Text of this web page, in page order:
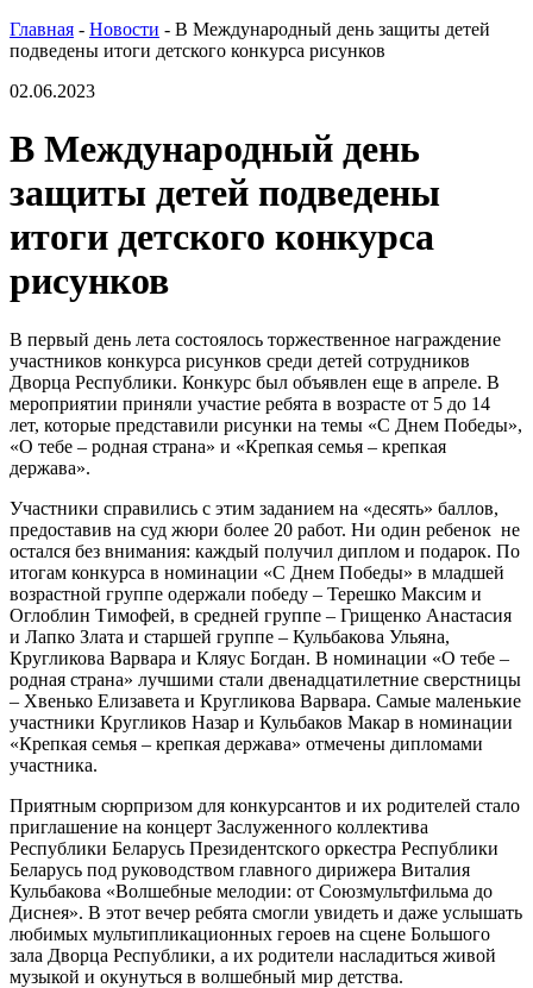
Главная - Новости - В Международный день защиты детей
подведены итоги детского конкурса рисунков
02.06.2023
В Международный день
защиты детей подведены
итоги детского конкурса
рисунков
В первый день лета состоялось торжественное награждение
участников конкурса рисунков среди детей сотрудников
Дворца Республики. Конкурс был объявлен еще в апреле. В
мероприятии приняли участие ребята в возрасте от 5 до 14
лет, которые представили рисунки на темы «С Днем Победы»,
«О тебе – родная страна» и «Крепкая семья – крепкая
держава».
Участники справились с этим заданием на «десять» баллов,
предоставив на суд жюри более 20 работ. Ни один ребенок не
остался без внимания: каждый получил диплом и подарок. По
итогам конкурса в номинации «С Днем Победы» в младшей
возрастной группе одержали победу – Терешко Максим и
Оглоблин Тимофей, в средней группе – Грищенко Анастасия
и Лапко Злата и старшей группе – Кульбакова Ульяна,
Кругликова Варвара и Кляус Богдан. В номинации «О тебе –
родная страна» лучшими стали двенадцатилетние сверстницы
– Хвенько Елизавета и Кругликова Варвара. Самые маленькие
участники Кругликов Назар и Кульбаков Макар в номинации
«Крепкая семья – крепкая держава» отмечены дипломами
участника.
Приятным сюрпризом для конкурсантов и их родителей стало
приглашение на концерт Заслуженного коллектива
Республики Беларусь Президентского оркестра Республики
Беларусь под руководством главного дирижера Виталия
Кульбакова «Волшебные мелодии: от Союзмультфильма до
Диснея». В этот вечер ребята смогли увидеть и даже услышать
любимых мультипликационных героев на сцене Большого
зала Дворца Республики, а их родители насладиться живой
музыкой и окунуться в волшебный мир детства.